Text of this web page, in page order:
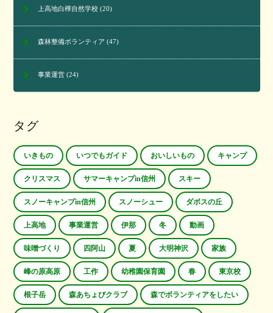
上高地白樺自然学校(20)
森林整備ボランティア (47)
事業運営(24)
タグ
いきもの いつでもガイド おいしいもの キャンプ
クリスマス サマーキャンプin信州 スキー
スノーキャンプin信州 スノーシュー ダボスの丘
上高地 事業運営 伊那 冬 動画
味噌づくり 四阿山 夏 大明神沢 家族
峰の原高原 工作 幼稚園保育園 春 東京校
根子岳 森あちょびクラブ 森でボランティアをしたい